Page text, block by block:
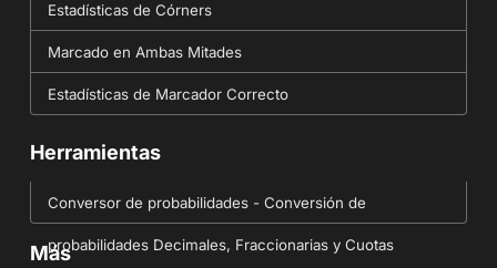
Estadísticas de Córners
Marcado en Ambas Mitades
Estadísticas de Marcador Correcto
Herramientas
Conversor de probabilidades - Conversión de
probabilidades Decimales, Fraccionarias y Cuotas
Más